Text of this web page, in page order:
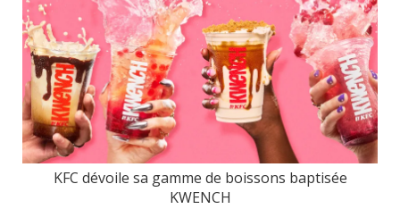
KFC dévoile sa gamme de boissons baptisée
KWENCH